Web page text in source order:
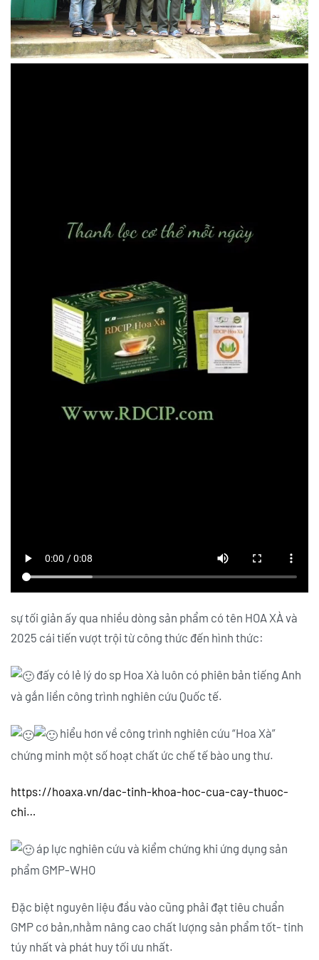
sự tối giản ấy qua nhiều dòng sản phẩm có tên HOA XÀ và
2025 cái tiến vượt trội từ công thức đến hình thức:
đấy có lẻ lý do sp Hoa Xà luôn có phiên bản tiếng Anh
và gắn liền công trình nghiên cứu Quốc tế.
hiểu hơn về công trình nghiên cứu “Hoa Xà”
chứng minh một số hoạt chất ức chế tế bào ung thư.
https://hoaxa.vn/dac-tinh-khoa-hoc-cua-cay-thuoc-
chi…
áp lực nghiên cứu và kiểm chứng khi ứng dụng sản
phẩm GMP-WHO
Đặc biệt nguyên liệu đầu vào cũng phải đạt tiêu chuẩn
GMP cơ bản,nhằm nâng cao chất lượng sản phẩm tốt- tinh
túy nhất và phát huy tối ưu nhất.